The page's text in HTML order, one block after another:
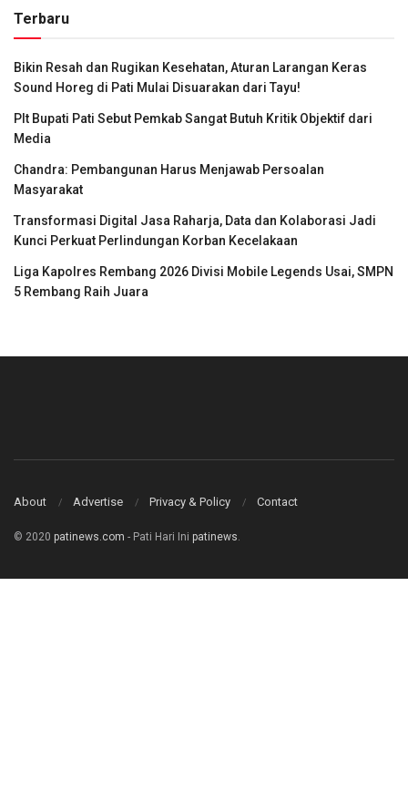
Terbaru
Bikin Resah dan Rugikan Kesehatan, Aturan Larangan Keras
Sound Horeg di Pati Mulai Disuarakan dari Tayu!
Plt Bupati Pati Sebut Pemkab Sangat Butuh Kritik Objektif dari
Media
Chandra: Pembangunan Harus Menjawab Persoalan
Masyarakat
Transformasi Digital Jasa Raharja, Data dan Kolaborasi Jadi
Kunci Perkuat Perlindungan Korban Kecelakaan
Liga Kapolres Rembang 2026 Divisi Mobile Legends Usai, SMPN
5 Rembang Raih Juara
About Advertise Privacy & Policy Contact
© 2020 patinews.com - Pati Hari Ini patinews